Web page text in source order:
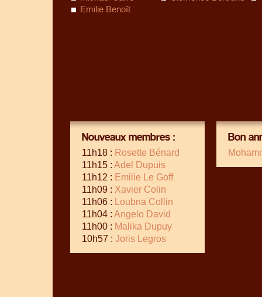
Emilie Benoît
Nouveaux membres :
11h18 : Rosette Bénard
11h15 : Adel Dupuis
11h12 : Emilie Le Goff
11h09 : Xavier Colin
11h06 :
Loubna Collin
11h04 : Angelo David
11h00 : Malika Dupuy
10h57 : Joris Legros
Bon